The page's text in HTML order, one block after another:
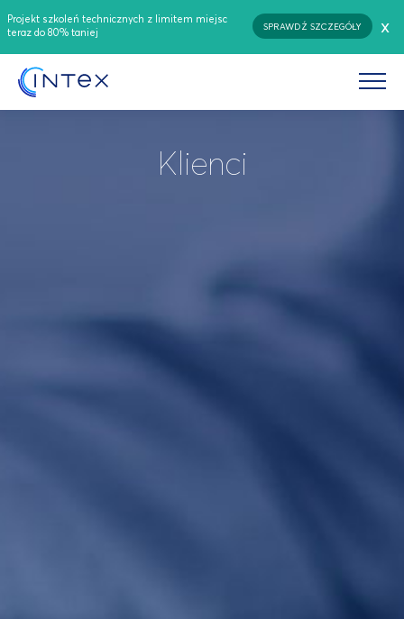
Projekt szkoleń technicznych z limitem miejsc
teraz do 80% taniej
SPRAWDŹ SZCZEGÓŁY x
Klienci